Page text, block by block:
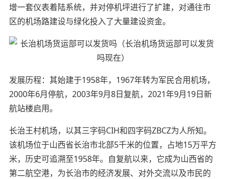
增一套仪表着陆系统，并对停机坪进行了扩建，对通往市
区的机场路建设与绿化投入了大量建设资金。
发展历程：其始建于1958年，1967年转为军民合用机场，
2000年6月停航，2003年9月8日复航，2021年9月19日新
航站楼启用。
长治王村机场，以其三字码CIH和四字码ZBCZ为人所知。
该机场位于山西省长治市北部5千米的位置，占地15万平方
米，历史可追溯至1958年。自复航以来，它成为山西省的
第二航空港，为长治市的经济发展、对外交流以及市民的